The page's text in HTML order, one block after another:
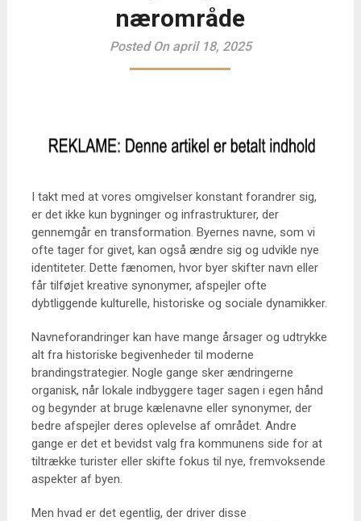
nærområde
Posted On april 18, 2025
I takt med at vores omgivelser konstant forandrer sig,
er det ikke kun bygninger og infrastrukturer, der
gennemgår en transformation. Byernes navne, som vi
ofte tager for givet, kan også ændre sig og udvikle nye
identiteter. Dette fænomen, hvor byer skifter navn eller
får tilføjet kreative synonymer, afspejler ofte
dybtliggende kulturelle, historiske og sociale dynamikker.
Navneforandringer kan have mange årsager og udtrykke
alt fra historiske begivenheder til moderne
brandingstrategier. Nogle gange sker ændringerne
organisk, når lokale indbyggere tager sagen i egen hånd
og begynder at bruge kælenavne eller synonymer, der
bedre afspejler deres oplevelse af området. Andre
gange er det et bevidst valg fra kommunens side for at
tiltrække turister eller skifte fokus til nye, fremvoksende
aspekter af byen.
Men hvad er det egentlig, der driver disse